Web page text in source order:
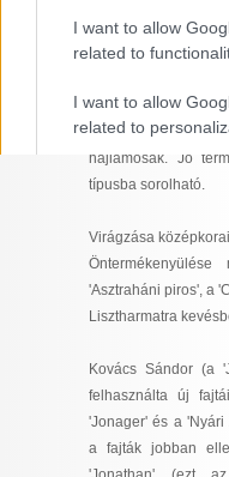
I want to allow
related to
I want to allow
related to
I want to allow
functionality and
user protection.
Data Deletion
novemberig
is megoldható.
Fája a közepesnél
sátorozóan
hajlamosak. Jó
típusba sorolható.
Virágzása
'Asztraháni piros', a
Lisztharmatra
Kovács Sándor (a
felhasználta új
'Jonager' és a 'Nyári
a fajták jobban